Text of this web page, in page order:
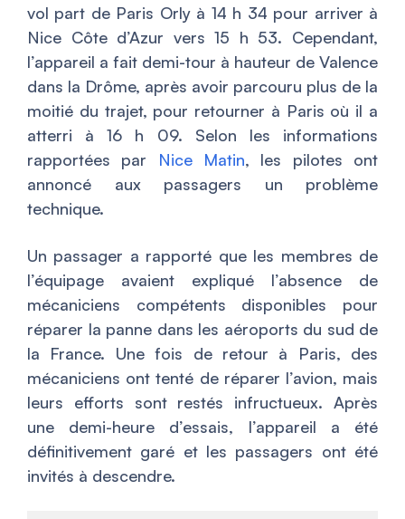
vol part de Paris Orly à 14 h 34 pour arriver à
Nice Côte d’Azur vers 15 h 53. Cependant,
l’appareil a fait demi-tour à hauteur de Valence
dans la Drôme, après avoir parcouru plus de la
moitié du trajet, pour retourner à Paris où il a
atterri à 16 h 09. Selon les informations
rapportées par
Nice Matin, les pilotes ont
annoncé aux passagers un problème
technique.
Un passager a rapporté que les membres de
l’équipage avaient expliqué l’absence de
mécaniciens compétents disponibles pour
réparer la panne dans les aéroports du sud de
la France. Une fois de retour à Paris, des
mécaniciens ont tenté de réparer l’avion, mais
leurs efforts sont restés infructueux. Après
une demi-heure d’essais, l’appareil a été
définitivement garé et les passagers ont été
invités à descendre.